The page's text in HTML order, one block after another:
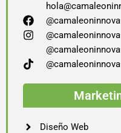
@camaleoninnova
@camaleoninnova
@camaleoninnova
@camaleoninnova
Diseño Web